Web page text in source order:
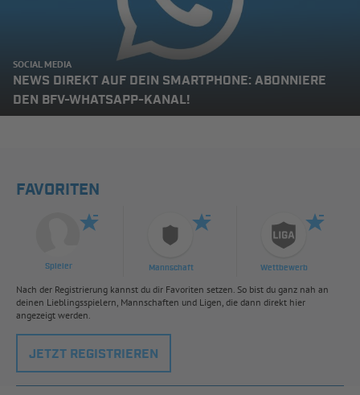
SOCIAL MEDIA
NEWS DIREKT AUF DEIN SMARTPHONE: ABONNIERE
DEN BFV-WHATSAPP-KANAL!
FAVORITEN
Spieler Mannschaft Wettbewerb
Nach der Registrierung kannst du dir Favoriten setzen. So bist du ganz nah an
deinen Lieblingsspielern, Mannschaften und Ligen, die dann direkt hier
angezeigt werden.
JETZT REGISTRIEREN